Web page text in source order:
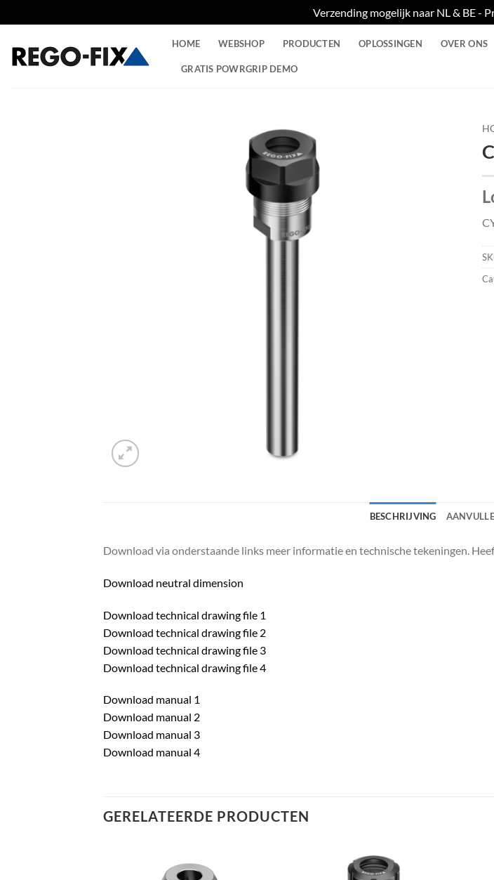
Verzending mogelijk naar NL & BE -
naar
inhoud
HOME WEBSHOP PRODUCTEN OPLOSSINGEN OVER ONS
GRATIS POWRGRIP DEMO
BESCHRIJVING
Download via onderstaande links meer informatie en technische tekeningen.
Download neutral dimension
Download technical drawing file 1
Download technical drawing file 2
Download technical drawing file 3
Download technical drawing file 4
Download manual 1
Download manual 2
Download manual 3
Download manual 4
GERELATEERDE PRODUCTEN